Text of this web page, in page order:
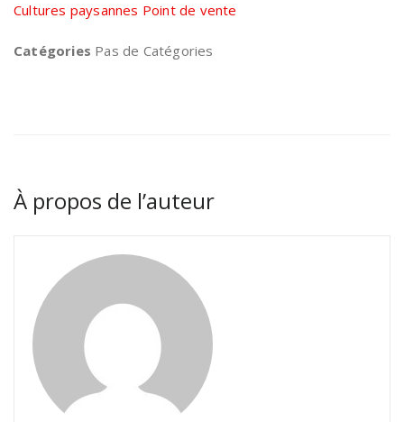
Cultures paysannes Point de vente
Catégories Pas de Catégories
À propos de l’auteur